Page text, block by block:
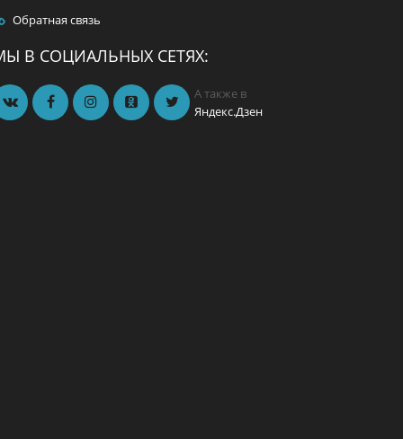
Обратная связь
В СОЦИАЛЬНЫХ СЕТЯХ:
А также в
Яндекс.Дзен